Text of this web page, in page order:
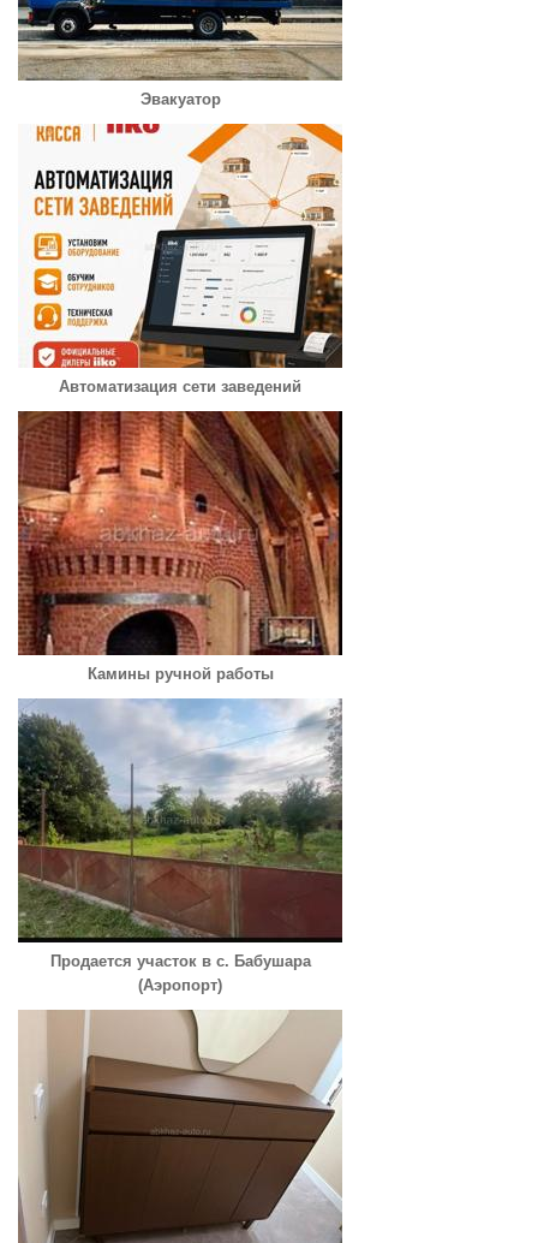
Эвакуатор
Автоматизация сети заведений
Камины ручной работы
Продается участок в с. Бабушара
(Аэропорт)